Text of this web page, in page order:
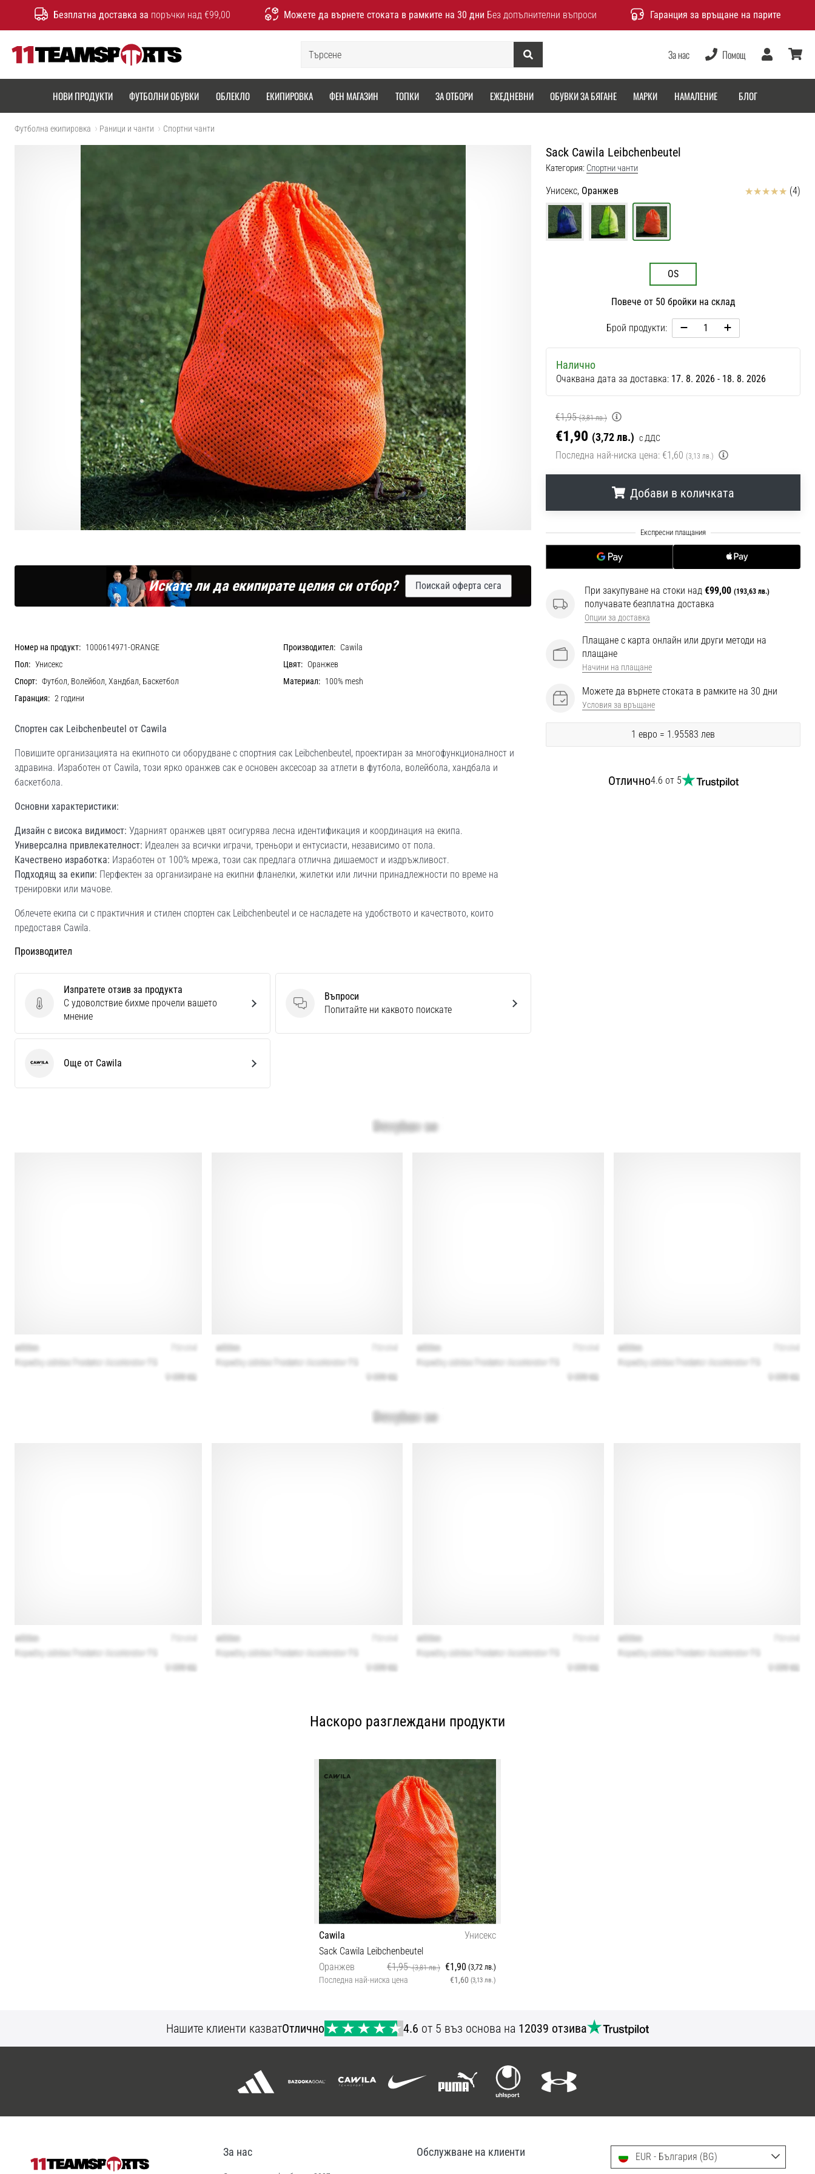
Безплатна доставка за поръчки над €99,00 Можете да върнете стоката в рамките на 30 дни Без допълнителни въпроси Гаранция за връщане на парите
Търсене
За нас Помощ
Потребител
НОВИ ПРОДУКТИ ФУТБОЛНИ ОБУВКИ ОБЛЕКЛО ЕКИПИРОВКА ФЕН МАГАЗИН ТОПКИ ЗА ОТБОРИ ЕЖЕДНЕВНИ ОБУВКИ ЗА БЯГАНЕ МАРКИ НАМАЛЕНИЕ БЛОГ
Футболна екипировка Раници и чанти Спортни чанти
Sack Cawila Leibchenbeutel
Категория: Спортни чанти
Унисекс, Оранжев Отзиви (4)
OS
Повече от 50 бройки на склад
Брой продукти:
Налично
Очаквана дата за доставка: 17. 8. 2026 - 18. 8. 2026
€1,95 (3,81 лв.)
€1,90 (3,72 лв.) с ДДС
Последна най-ниска цена: €1,60 (3,13 лв.)
Добави в количката
При закупуване на стоки над €99,00 (193,63 лв.)
получавате безплатна доставка
Опции за доставка
Плащане с карта онлайн или други методи на
плащане
Начини на плащане
Можете да върнете стоката в рамките на 30 дни
Условия за връщане
1 евро = 1.95583 лев
Отлично4.6 от 5
Искате ли да екипирате целия си отбор? Поискай оферта сега
Номер на продукт: 1000614971-ORANGE Производител: Cawila
Пол: Унисекс Цвят: Оранжев
Спорт: Футбол, Волейбол, Хандбал, Баскетбол Материал: 100% mesh
Гаранция: 2 години
Спортен сак Leibchenbeutel от Cawila
Повишите организацията на екипното си оборудване с спортния сак Leibchenbeutel, проектиран за многофункционалност и
здравина. Изработен от Cawila, този ярко оранжев сак е основен аксесоар за атлети в футбола, волейбола, хандбала и
баскетбола.
Основни характеристики:
Дизайн с висока видимост: Ударният оранжев цвят осигурява лесна идентификация и координация на екипа.
Универсална привлекателност: Идеален за всички играчи, треньори и ентусиасти, независимо от пола.
Качествено изработка: Изработен от 100% мрежа, този сак предлага отлична дишаемост и издръжливост.
Подходящ за екипи: Перфектен за организиране на екипни фланелки, жилетки или лични принадлежности по време на
тренировки или мачове.
Облечете екипа си с практичния и стилен спортен сак Leibchenbeutel и се насладете на удобството и качеството, които
предоставя Cawila.
Производител
Изпратете отзив за продукта
Изпратете отзив за продукта
С удоволствие бихме прочели вашето
мнение
Въпроси
Въпроси
Попитайте ни каквото поискате
Cawila Още от Cawila
Наскоро разглеждани продукти
Cawila
Унисекс
Sack Cawila Leibchenbeutel
Оранжев
€1,95(3,81 лв.) €1,90 (3,72 лв.)
Последна най-ниска цена €1,60 (3,13 лв.)
Нашите клиенти казватОтлично 4.6 от 5 въз основа на 12039 отзива
За нас Обслужване на клиенти EUR - България (BG)